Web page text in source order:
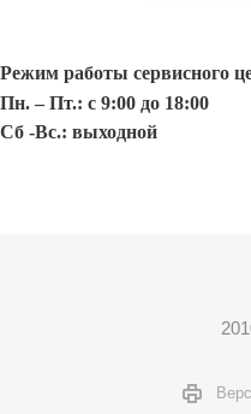
Режим работы сервисного
Пн. – Пт.: с 9:00 до 18:00
Сб -Вс.: выходной